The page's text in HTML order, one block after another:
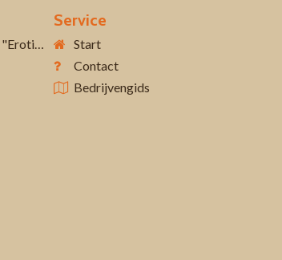
Aanvullende richtlijnen voor "Erotiek 18+"
Service
Start
Contact
Bedrijvengids